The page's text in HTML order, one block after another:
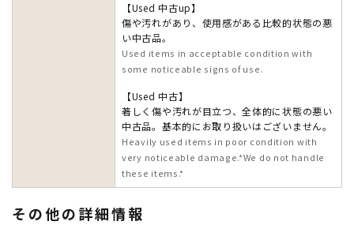
【Used 中古up】
傷や汚れがあり、使用感がある比較的状態の悪
い中古品。
Used items in acceptable condition with
some noticeable signs of use.
【Used 中古】
著しく傷や汚れが目立つ、全体的に状態の悪い
中古品。基本的にお取り扱いはございません。
Heavily used items in poor condition with
very noticeable damage.*We do not handle
these items.*
その他の詳細情報